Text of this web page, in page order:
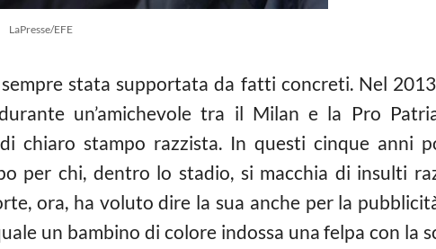
LaPresse/EFE
stata supportata da fatti concreti. Nel
un’amichevole tra il Milan e la Pro
chiaro stampo razzista. In questi cinque anni
per chi, dentro lo stadio, si macchia di insulti
ora, ha voluto dire la sua anche per la
un bambino di colore indossa una felpa con la